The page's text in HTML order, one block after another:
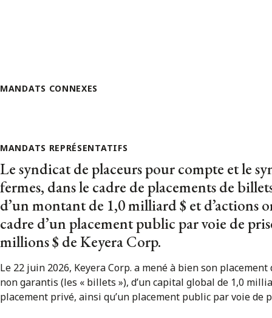
MANDATS CONNEXES
MANDATS REPRÉSENTATIFS
Le syndicat de placeurs pour compte et le
fermes, dans le cadre de placements de
d’un montant de 1,0 milliard $ et d’actions
cadre d’un placement public par voie de
millions $ de Keyera Corp.
Le 22 juin 2026, Keyera Corp. a mené à bien son
non garantis (les « billets »), d’un capital global de 1,0
placement privé, ainsi qu’un placement public par voie de